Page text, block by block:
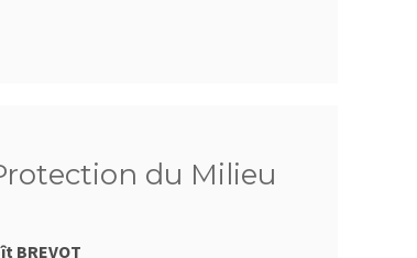
du Milieu
BREVOT